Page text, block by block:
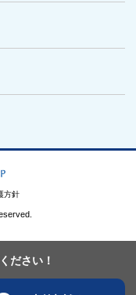
ださい！
方針